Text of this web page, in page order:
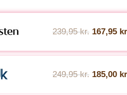
239,95 kr. 167,95
249,95 kr. 185,00